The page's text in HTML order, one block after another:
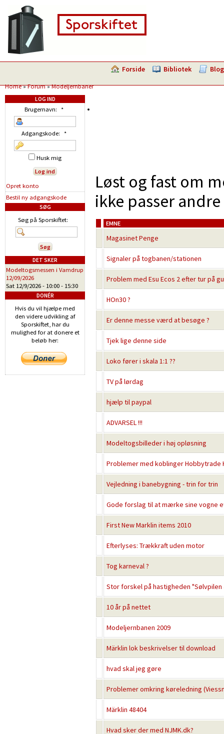
Forside Bibliotek Blog
Home»Forum»Modeljernbaner
Løst og fast om
ikke passer
EMNE
Magasinet Penge
Signaler på togbanen/stationen
Problem med Esu Ecos 2 efter tur på
HOn30 ?
Er denne messe værd at besøge ?
Tjek lige denne side
Loko fører i skala 1:1 ??
TV på lørdag
hjælp til paypal
ADVARSEL !!!
Modeltogsbilleder i høj opløsning
Problemer med koblinger Hobbytrade
Vejledning i banebygning - trin for trin
Gode forslag til at mærke sine vogne
First New Marklin items 2010
Efterlyses: Trækkraft uden motor
Tog karneval ?
Stor forskel på hastigheden "Sølvpilen
10 år på nettet
Modeljernbanen 2009
Märklin lok beskrivelser til download
hvad skal jeg gøre
Problemer omkring køreledning
Märklin 48404
Hvad sker der med NJMK.dk?
LOG IND
Brugernavn: *
Adgangskode: *
Husk mig
Opret konto
Bestil ny adgangskode
SØG
Søg på Sporskiftet:
DET SKER
Modeltogsmessen i Vamdrup
12/09/2026
Sat 12/9/2026 - 10:00 - 15:30
DONÉR
Hvis du vil hjælpe med
den videre udvikling af
Sporskiftet, har du
mulighed for at donere et
beløb her: